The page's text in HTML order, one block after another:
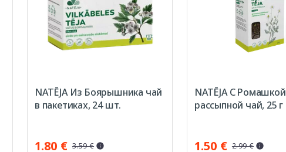
NATĒJA Из Боярышника чай
в пакетиках, 24 шт.
1.80 € 3.59 €
NATĒJA С Ромашкой
рассыпной чай, 25 г
1.50 € 2.99 €